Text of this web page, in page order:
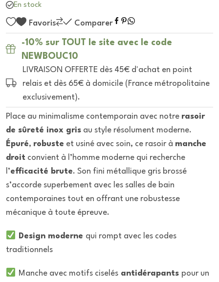
En stock
Favoris Comparer
-10% sur TOUT le site avec le code
NEWBOUC10
LIVRAISON OFFERTE dès 45€ d'achat en point
relais et dès 65€ à domicile (France métropolitaine
exclusivement).
Place au minimalisme contemporain avec notre rasoir
de sûreté inox gris au style résolument moderne.
Épuré, robuste et usiné avec soin, ce rasoir à manche
droit convient à l’homme moderne qui recherche
l’efficacité brute. Son fini métallique gris brossé
s’accorde superbement avec les salles de bain
contemporaines tout en offrant une robustesse
mécanique à toute épreuve.
Design moderne qui rompt avec les codes
traditionnels
Manche avec motifs ciselésantidérapants pour un